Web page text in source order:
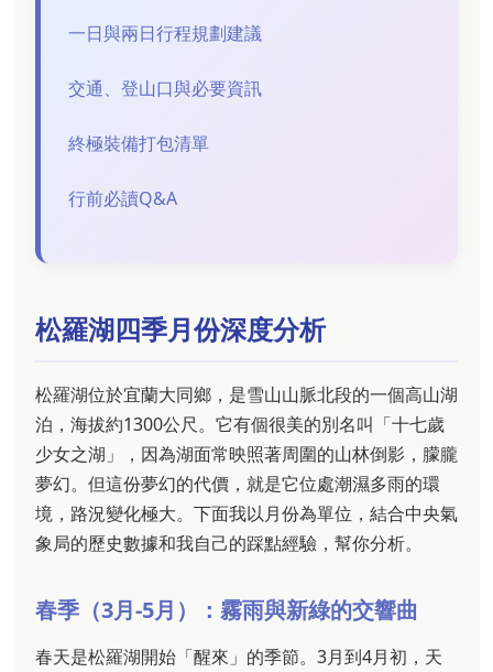
一日與兩日行程規劃建議
交通、登山口與必要資訊
終極裝備打包清單
行前必讀Q&A
松羅湖四季月份深度分析
松羅湖位於宜蘭大同鄉，是雪山山脈北段的一個高山湖
泊，海拔約1300公尺。它有個很美的別名叫「十七歲
少女之湖」，因為湖面常映照著周圍的山林倒影，朦朧
夢幻。但這份夢幻的代價，就是它位處潮濕多雨的環
境，路況變化極大。下面我以月份為單位，結合中央氣
象局的歷史數據和我自己的踩點經驗，幫你分析。
春季（3月-5月）：霧雨與新綠的交響曲
春天是松羅湖開始「醒來」的季節。3月到4月初，天